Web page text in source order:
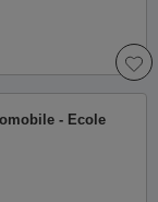
- Ecole